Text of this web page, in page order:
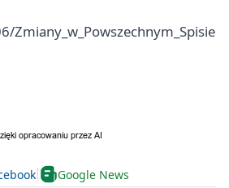
Zmiany_w_Powszechnym_Spisie
Google News